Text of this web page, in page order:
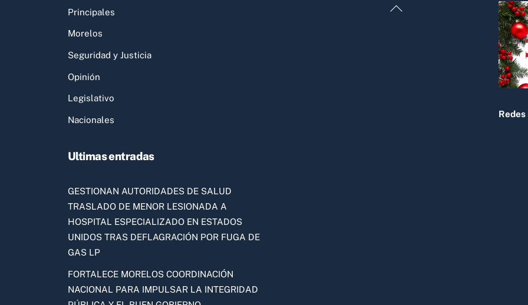
Back
Principales
Morelos
Seguridad y Justicia
Opinión
Legislativo
Nacionales
Ultimas entradas
GESTIONAN AUTORIDADES DE SALUD
TRASLADO DE MENOR LESIONADA A
HOSPITAL ESPECIALIZADO EN ESTADOS
UNIDOS TRAS DEFLAGRACIÓN POR FUGA DE
GAS LP
FORTALECE MORELOS COORDINACIÓN
NACIONAL PARA IMPULSAR LA INTEGRIDAD